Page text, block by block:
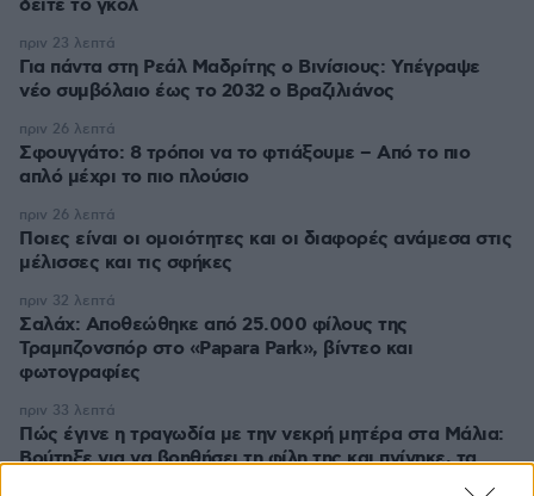
Για πάντα στη Ρεάλ Μαδρίτης ο Βινίσιους: Yπέγραψε
νέο συμβόλαιο έως το 2032 ο Βραζιλιάνος
πριν 23 λεπτά
Σφουγγάτο: 8 τρόποι να το φτιάξουμε – Από το πιο
απλό μέχρι το πιο πλούσιο
πριν 26 λεπτά
Ποιες είναι οι ομοιότητες και οι διαφορές ανάμεσα στις
μέλισσες και τις σφήκες
πριν 26 λεπτά
Σαλάχ: Αποθεώθηκε από 25.000 φίλους της
Τραμπζονσπόρ στο «Papara Park», βίντεο και
φωτογραφίες
πριν 32 λεπτά
Πώς έγινε η τραγωδία με την νεκρή μητέρα στα Μάλια:
Βούτηξε για να βοηθήσει τη φίλη της και πνίγηκε, τα
πριν 33 λεπτά